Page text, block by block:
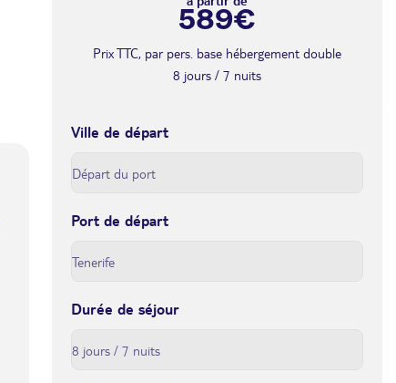
589€
Prix TTC, par pers. base hébergement double
8 jours / 7 nuits
Ville de départ
Port de départ
Durée de séjour